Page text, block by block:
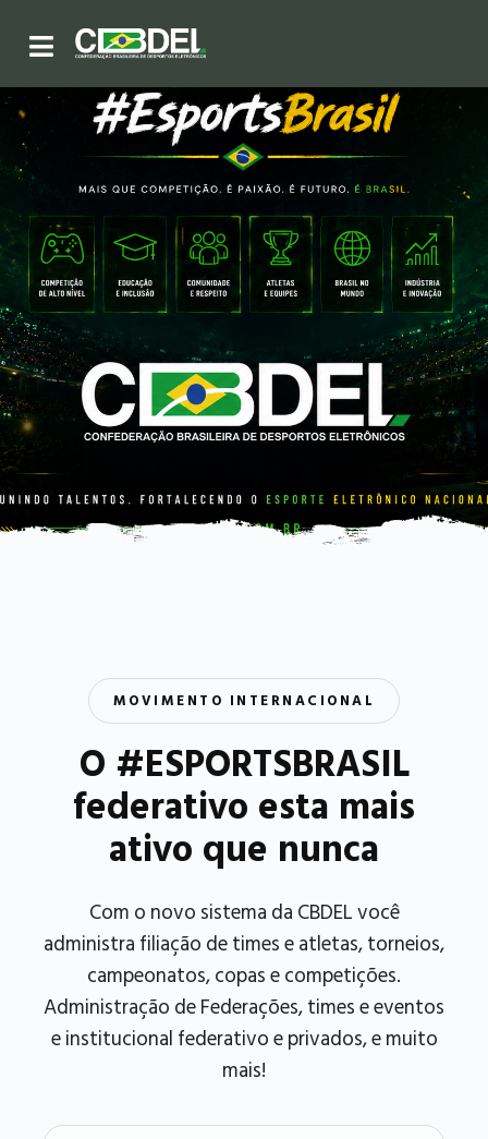
MOVIMENTO INTERNACIONAL
O #ESPORTSBRASIL
federativo esta mais
ativo que nunca
Com o novo sistema da CBDEL você
administra filiação de times e atletas, torneios,
campeonatos, copas e competições.
Administração de Federações, times e eventos
e institucional federativo e privados, e muito
mais!